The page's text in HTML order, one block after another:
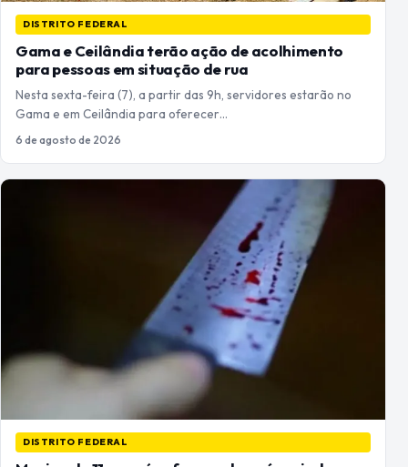
DISTRITO FEDERAL
Gama e Ceilândia terão ação de acolhimento
para pessoas em situação de rua
Nesta sexta-feira (7), a partir das 9h, servidores estarão no
Gama e em Ceilândia para oferecer…
6 de agosto de 2026
DISTRITO FEDERAL